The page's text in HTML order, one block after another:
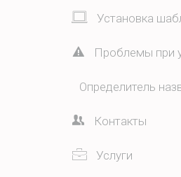
Установка
Проблемы при
Определитель
Контакты
Услуги